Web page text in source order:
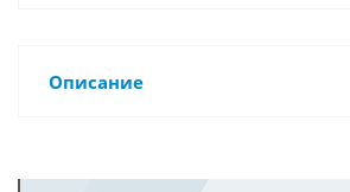
Описание